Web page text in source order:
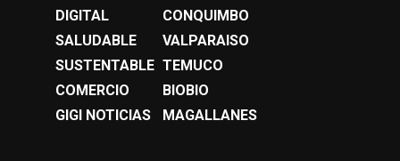
DIGITAL
SALUDABLE
SUSTENTABLE
COMERCIO
GIGI NOTICIAS
CONQUIMBO
VALPARAISO
TEMUCO
BIOBIO
MAGALLANES